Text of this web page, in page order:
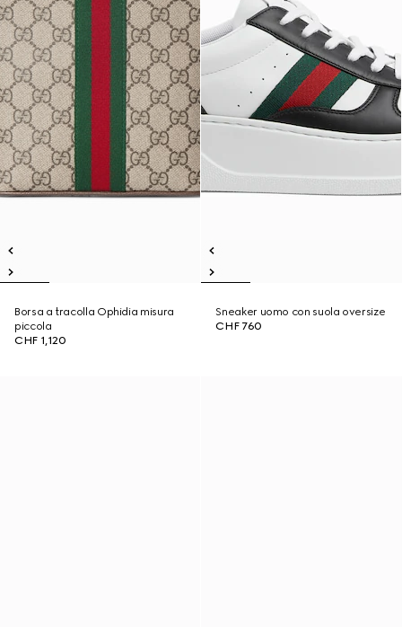
Borsa a tracolla Ophidia misura
piccola
CHF 1,120
Sneaker uomo con suola oversize
CHF 760